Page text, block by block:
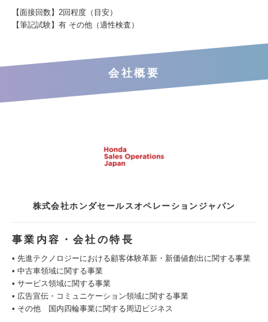
【面接回数】2回程度（目安）
【筆記試験】有 その他（適性検査）
会社概要
株式会社ホンダセールスオペレーションジャパン
事業内容・会社の特長
• 先進テクノロジーにおける顧客体験革新・新価値創出に関する事業
• 中古車領域に関する事業
• サービス領域に関する事業
• 広告宣伝・コミュニケーション領域に関する事業
• その他 国内四輪事業に関する周辺ビジネス